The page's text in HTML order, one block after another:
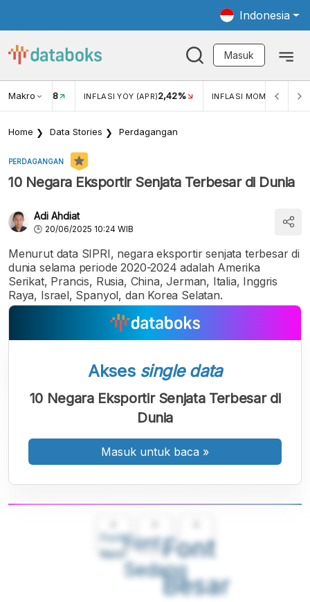
Indonesia
Masuk
Makro
USD/IDR 18 INFLASI YOY (APR)2,42% INFLASI MOM (APR)
Home Data Stories Perdagangan
PERDAGANGAN
10 Negara Eksportir Senjata Terbesar di Dunia
Adi Ahdiat
20/06/2025 10:24 WIB
Menurut data SIPRI, negara eksportir senjata terbesar di
dunia selama periode 2020-2024 adalah Amerika
Serikat, Prancis, Rusia, China, Jerman, Italia, Inggris
Raya, Israel, Spanyol, dan Korea Selatan.
Font
Kecil
Font
Sedang
Font
Besar
Akses single data
10 Negara Eksportir Senjata Terbesar di
Dunia
Masuk untuk baca »